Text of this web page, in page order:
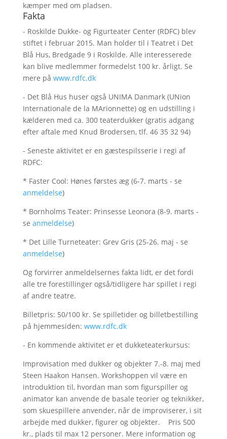
kæmper med om pladsen.
Fakta
- Roskilde Dukke- og Figurteater Center (RDFC) blev
stiftet i februar 2015. Man holder til i Teatret i Det
Blå Hus, Bredgade 9 i Roskilde. Alle interesserede
kan blive medlemmer formedelst 100 kr. årligt. Se
mere på www.rdfc.dk
- Det Blå Hus huser også UNIMA Danmark (UNion
Internationale de la MArionnette) og en udstilling i
kælderen med ca. 300 teaterdukker (gratis adgang
efter aftale med Knud Brodersen, tlf. 46 35 32 94)
- Seneste aktivitet er en gæstespilsserie i regi af
RDFC:
* Faster Cool: Hønes førstes æg (6-7. marts - se
anmeldelse)
* Bornholms Teater: Prinsesse Leonora (8-9. marts -
se anmeldelse)
* Det Lille Turneteater: Grev Gris (25-26. maj - se
anmeldelse)
Og forvirrer anmeldelsernes fakta lidt, er det fordi
alle tre forestillinger også/tidligere har spillet i regi
af andre teatre.
Billetpris: 50/100 kr. Se spilletider og billetbestilling
på hjemmesiden: www.rdfc.dk
- En kommende aktivitet er et dukketeaterkursus:
Improvisation med dukker og objekter 7.-8. maj med
Steen Haakon Hansen. Workshoppen vil være en
introduktion til, hvordan man som figurspiller og
animator kan anvende de basale teorier og teknikker,
som skuespillere anvender, når de improviserer, i sit
arbejde med dukker, figurer og objekter. Pris 500
kr., plads til max 12 personer. Mere information og